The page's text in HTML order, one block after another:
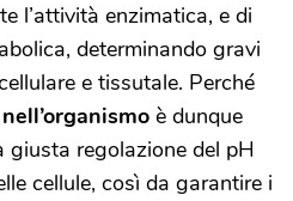
l’attività enzimatica, e di
determinando gravi
e tissutale. Perché
è dunque
regolazione del pH
cellule, così da garantire i